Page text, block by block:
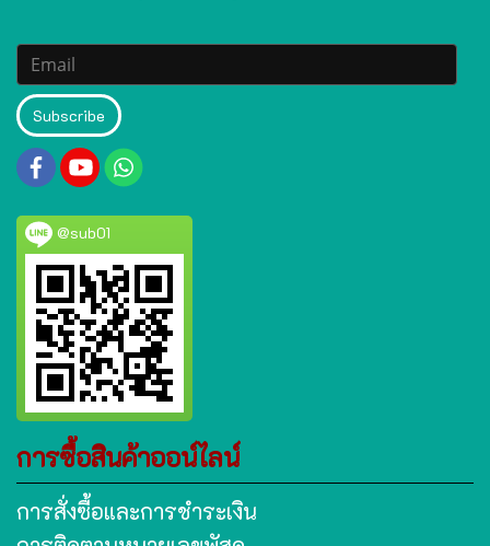
Subscribe
@sub01
การซื้อสินค้าออน์ไลน์
การสั่งซื้อและการชำระเงิน